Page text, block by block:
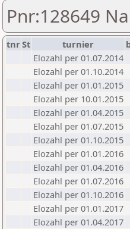
Pnr:128649
tnrSt turnier
Elozahl per 01.07.2014
Elozahl per 01.10.2014
Elozahl per 01.01.2015
Elozahl per 10.01.2015
Elozahl per 01.04.2015
Elozahl per 01.07.2015
Elozahl per 01.10.2015
Elozahl per 01.01.2016
Elozahl per 01.04.2016
Elozahl per 01.07.2016
Elozahl per 01.10.2016
Elozahl per 01.01.2017
Elozahl per 01.04.2017